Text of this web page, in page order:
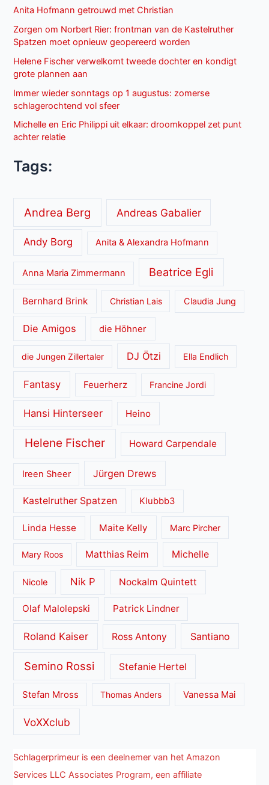
Anita Hofmann getrouwd met Christian
Zorgen om Norbert Rier: frontman van de Kastelruther
Spatzen moet opnieuw geopereerd worden
Helene Fischer verwelkomt tweede dochter en kondigt
grote plannen aan
Immer wieder sonntags op 1 augustus: zomerse
schlagerochtend vol sfeer
Michelle en Eric Philippi uit elkaar: droomkoppel zet punt
achter relatie
Tags:
Andrea Berg Andreas Gabalier
Andy Borg Anita & Alexandra Hofmann
Anna Maria Zimmermann Beatrice Egli
Bernhard Brink Christian Lais Claudia Jung
Die Amigos die Höhner
die Jungen Zillertaler DJ Ötzi Ella Endlich
Fantasy Feuerherz Francine Jordi
Hansi Hinterseer Heino
Helene Fischer Howard Carpendale
Ireen Sheer Jürgen Drews
Kastelruther Spatzen Klubbb3
Linda Hesse Maite Kelly Marc Pircher
Mary Roos Matthias Reim Michelle
Nicole Nik P Nockalm Quintett
Olaf Malolepski Patrick Lindner
Roland Kaiser Ross Antony Santiano
Semino Rossi Stefanie Hertel
Stefan Mross Thomas Anders Vanessa Mai
VoXXclub
Schlagerprimeur is een deelnemer van het Amazon
Services LLC Associates Program, een affiliate